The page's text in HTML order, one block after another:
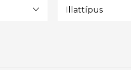
Illattípus